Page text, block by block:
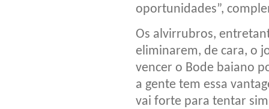
oportunidades”,
Os alvirrubros,
eliminarem, de cara, o
vencer o Bode baiano
a gente tem essa
vai forte para tentar